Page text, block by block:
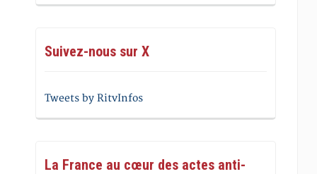
Suivez-nous sur X
Tweets by RitvInfos
La France au cœur des actes anti-